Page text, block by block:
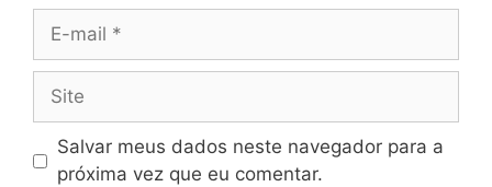
Salvar meus dados neste navegador para a
próxima vez que eu comentar.